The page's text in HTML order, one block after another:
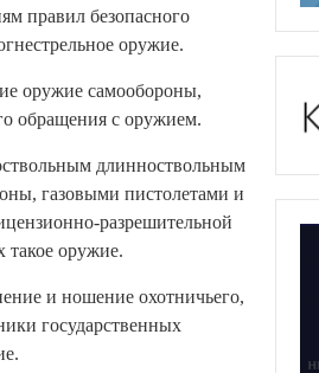
правил безопасного
оружие.
оружие самообороны,
обращения с оружием.
длинноствольным
газовыми пистолетами и
разрешительной
такое оружие.
и ношение охотничьего,
государственных